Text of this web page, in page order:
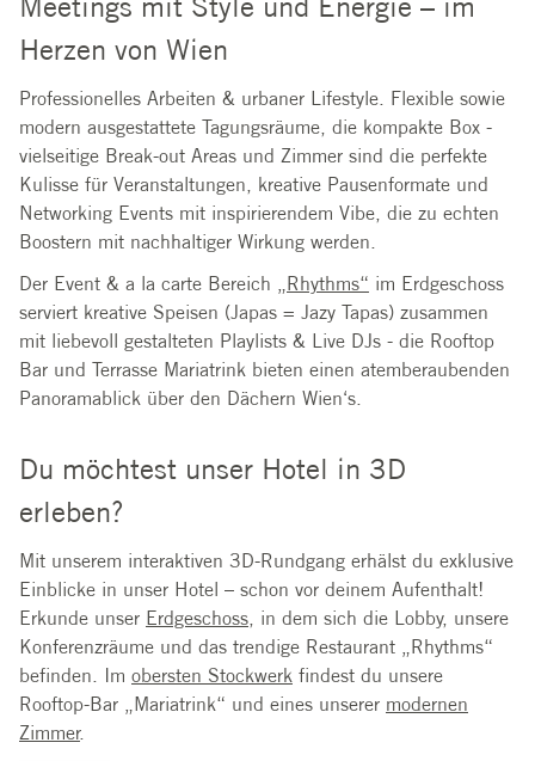
Herzen von Wien
Professionelles Arbeiten & urbaner Lifestyle. Flexible sowie
modern ausgestattete Tagungsräume, die kompakte Box -
vielseitige Break-out Areas und Zimmer sind die perfekte
Kulisse für Veranstaltungen, kreative Pausenformate und
Networking Events mit inspirierendem Vibe, die zu echten
Boostern mit nachhaltiger Wirkung werden.
Der Event & a la carte Bereich „Rhythms“ im Erdgeschoss
serviert kreative Speisen (Japas = Jazy Tapas) zusammen
mit liebevoll gestalteten Playlists & Live DJs - die Rooftop
Bar und Terrasse Mariatrink bieten einen atemberaubenden
Panoramablick über den Dächern Wien‘s.
Du möchtest unser Hotel in 3D
erleben?
Mit unserem interaktiven 3D-Rundgang erhälst du exklusive
Einblicke in unser Hotel – schon vor deinem Aufenthalt!
Erkunde unser Erdgeschoss, in dem sich die Lobby, unsere
Konferenzräume und das trendige Restaurant „Rhythms“
befinden. Im obersten Stockwerk findest du unsere
Rooftop-Bar „Mariatrink“ und eines unserer modernen
Zimmer.